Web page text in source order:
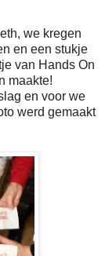
we kregen
en een stukje
van Hands On
maakte!
en voor we
werd gemaakt